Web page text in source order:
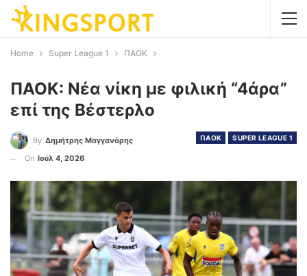
Home Super League 1 ΠΑΟΚ
ΠΑΟΚ: Νέα νίκη με φιλική “4άρα”
επί της Βέστερλο
ΠΑΟΚ SUPER LEAGUE 1
By Δημήτρης Μαγγανάρης
On Ιούλ 4, 2026